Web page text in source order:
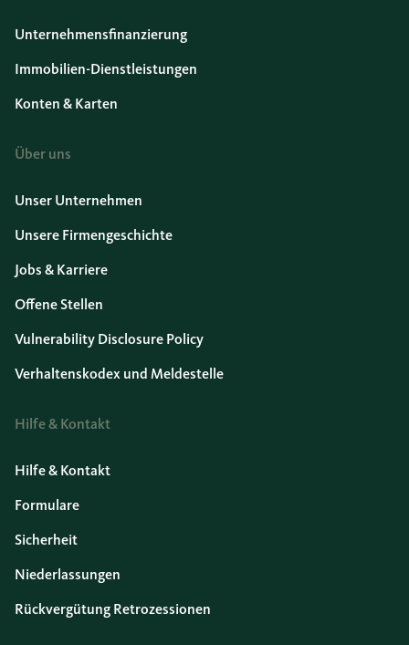
Unternehmensfinanzierung
Immobilien-Dienstleistungen
Konten & Karten
Über uns
Unser Unternehmen
Unsere Firmengeschichte
Jobs & Karriere
Offene Stellen
Vulnerability Disclosure Policy
Verhaltenskodex und Meldestelle
Hilfe & Kontakt
Hilfe & Kontakt
Formulare
Sicherheit
Niederlassungen
Rückvergütung Retrozessionen